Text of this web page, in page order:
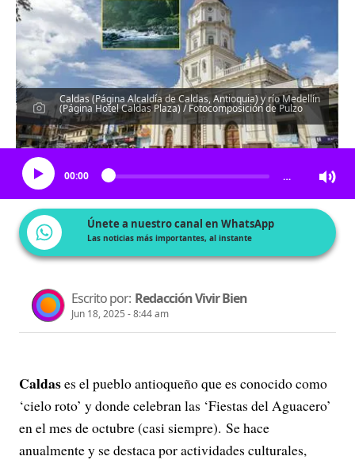
Caldas (Página Alcaldía de Caldas, Antioquia) y río Medellín
(Página Hotel Caldas Plaza) / Fotocomposición de Pulzo
Escucha el artículo
00:00 …
Únete a nuestro canal en WhatsApp
Las noticias más importantes, al instante
Escrito por: Redacción Vivir Bien
Jun 18, 2025 - 8:44 am
Caldases el pueblo antioqueño que es conocido como
‘cielo roto’ y donde celebran las ‘Fiestas del Aguacero’
en el mes de octubre (casi siempre). Se hace
anualmente y se destaca por actividades culturales,